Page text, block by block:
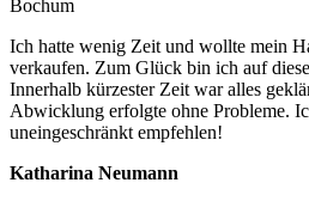
Ich hatte wenig Zeit und wollte mein
verkaufen. Zum Glück bin ich auf
Innerhalb kürzester Zeit war alles
Abwicklung erfolgte ohne Probleme.
uneingeschränkt empfehlen!
Katharina Neumann